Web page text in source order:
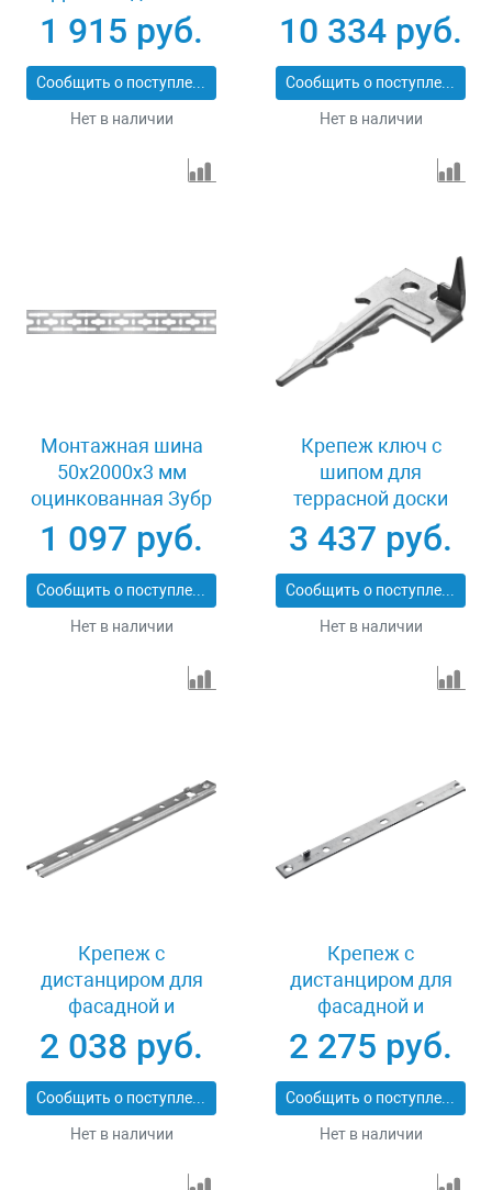
шт Зубр Союз 30701
1 915 руб.
Сообщить о поступлении
Нет в наличии
10 334 руб.
Сообщить о поступлении
Нет в наличии
Монтажная шина
50х2000х3 мм
оцинкованная Зубр
310249
1 097 руб.
Сообщить о поступлении
Нет в наличии
Крепеж ключ с
шипом для
террасной доски
60х30 мм 200 шт
Зубр 30705
3 437 руб.
Сообщить о поступлении
Нет в наличии
Крепеж с
дистанциром для
фасадной и
террасной доски
Планка-Волна 190 мм
80 шт Зубр 30703-190
2 038 руб.
Сообщить о поступлении
Нет в наличии
Крепеж с
дистанциром для
фасадной и
террасной доски 190
мм 100 шт Зубр
Молния 30706-190
2 275 руб.
Сообщить о поступлении
Нет в наличии